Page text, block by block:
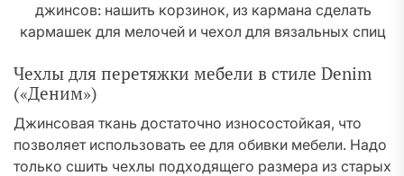
джинсов: нашить корзинок, из кармана сделать
кармашек для мелочей и чехол для вязальных спиц
Чехлы для перетяжки мебели в стиле Denim
(«Деним»)
Джинсовая ткань достаточно износостойкая, что
позволяет использовать ее для обивки мебели. Надо
только сшить чехлы подходящего размера из старых